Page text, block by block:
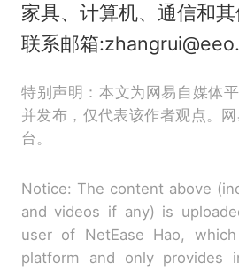
家具、计算机、通信和其
联系邮箱
特别声明：本文为网易自媒体
并发布，仅代表该作者观点。
台。
Notice: The content above
and videos if any) is
user of NetEase Hao,
platform and only provides